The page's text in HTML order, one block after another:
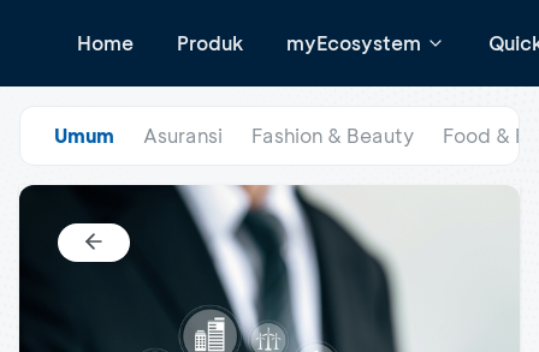
Home Produk myEcosystem
Umum Asuransi Fashion & Beauty Food &